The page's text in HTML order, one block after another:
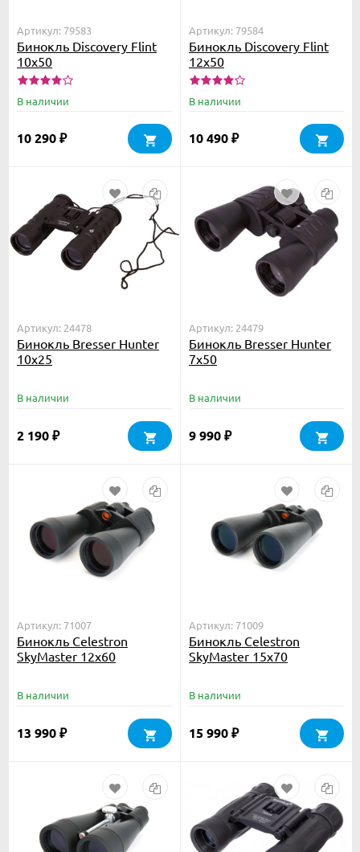
Артикул: 79583
Бинокль Discovery Flint
10x50
В наличии
10 290 ₽
Артикул: 79584
Бинокль Discovery Flint
12x50
В наличии
10 490 ₽
Артикул: 24478
Бинокль Bresser Hunter
10x25
В наличии
2 190 ₽
Артикул: 24479
Бинокль Bresser Hunter
7x50
В наличии
9 990 ₽
Артикул: 71007
Бинокль Celestron
SkyMaster 12x60
В наличии
13 990 ₽
Артикул: 71009
Бинокль Celestron
SkyMaster 15x70
В наличии
15 990 ₽